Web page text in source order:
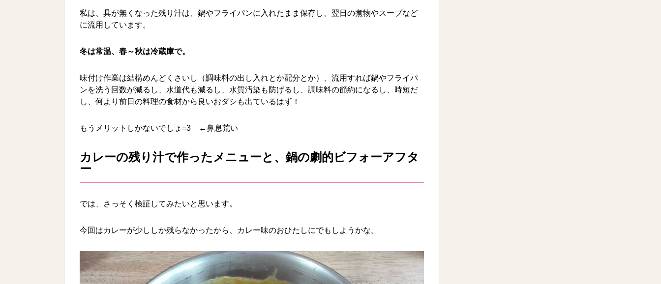
私は、具が無くなった残り汁は、鍋やフライパンに入れたまま保存し、翌日の煮物やスープなど
に流用しています。
冬は常温、春～秋は冷蔵庫で。
味付け作業は結構めんどくさいし（調味料の出し入れとか配分とか）、流用すれば鍋やフライパ
ンを洗う回数が減るし、水道代も減るし、水質汚染も防げるし、調味料の節約になるし、時短だ
し、何より前日の料理の食材から良いおダシも出ているはず！
もうメリットしかないでしょ=3 ←鼻息荒い
カレーの残り汁で作ったメニューと、鍋の劇的ビフォーアフタ
ー
では、さっそく検証してみたいと思います。
今回はカレーが少ししか残らなかったから、カレー味のおひたしにでもしようかな。